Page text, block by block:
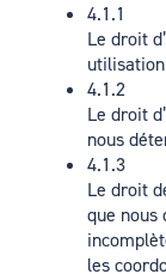
4.1.1
Le droit
4.1.2
Le droit
nous
4.1.3
Le droit
que nous
les